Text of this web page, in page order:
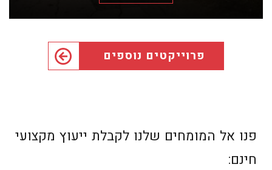
פרוייקטים נוספים
פנו אל המומחים שלנו לקבלת ייעוץ מקצועי
חינם: